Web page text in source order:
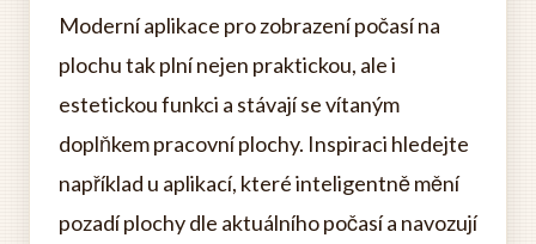
Moderní aplikace pro zobrazení počasí na
plochu tak plní nejen praktickou, ale i
estetickou funkci a stávají se vítaným
doplňkem pracovní plochy. Inspiraci hledejte
například u aplikací, které inteligentně mění
pozadí plochy dle aktuálního počasí a navozují